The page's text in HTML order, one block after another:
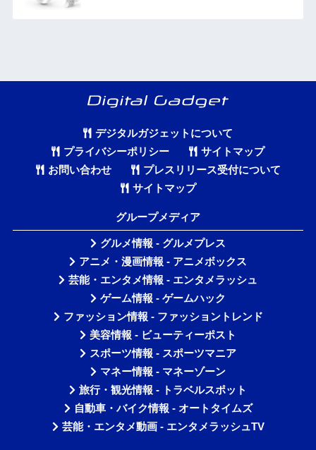
デジタルガジェットについて
プライバシーポリシー
サイトマップ
お問い合わせ
プレスリリース受付について
サイトマップ
グループメディア
グルメ情報 - グルメプレス
アニメ・漫画情報 - アニメボックス
芸能・エンタメ情報 - エンタメラッシュ
ゲーム情報 - ゲームハック
ファッション情報 - ファッショントレンド
美容情報 - ビューティーポスト
スポーツ情報 - スポーツマニア
マネー情報 - マネーゾーン
旅行・観光情報 - トラベルスポット
自動車・バイク情報 - オートタイムズ
芸能・エンタメ動画 - エンタメラッシュTV